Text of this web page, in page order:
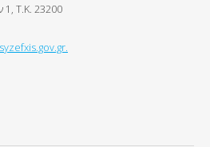
1, Τ.Κ. 23200